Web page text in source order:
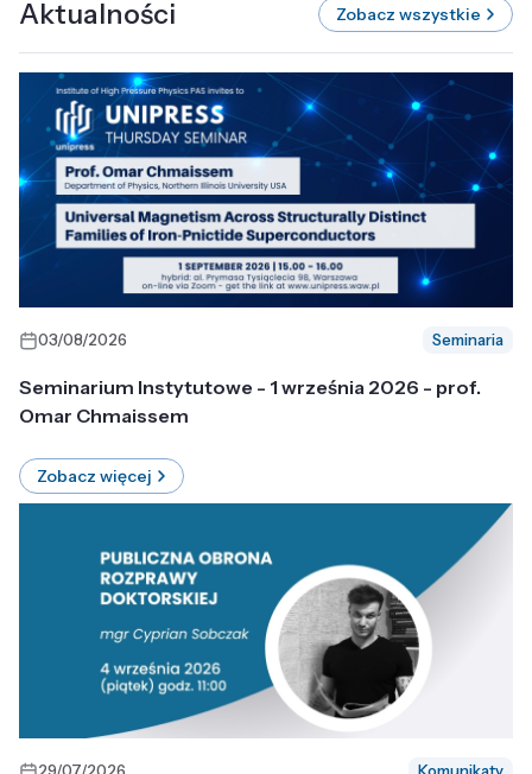
Aktualności Zobacz wszystkie
03/08/2026 Seminaria
Seminarium Instytutowe - 1 września 2026 - prof.
Omar Chmaissem
Zobacz więcej